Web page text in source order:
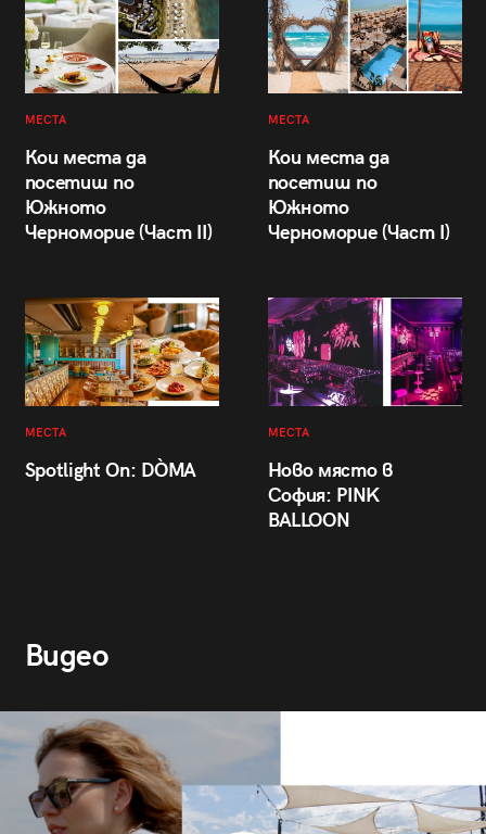
МЕСТА
Кои места да
посетиш по
Южното
Черноморие (Част II)
МЕСТА
Кои места да
посетиш по
Южното
Черноморие (Част I)
МЕСТА
Spotlight On: DÒMA
МЕСТА
Ново място в
София: PINK
BALLOON
Видео